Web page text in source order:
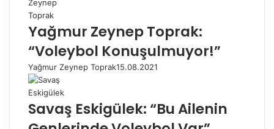
Yağmur Zeynep Toprak:
“Voleybol Konuşulmuyor!”
Yağmur Zeynep Toprak15.08.2021
Savaş Eskigülek: “Bu Ailenin